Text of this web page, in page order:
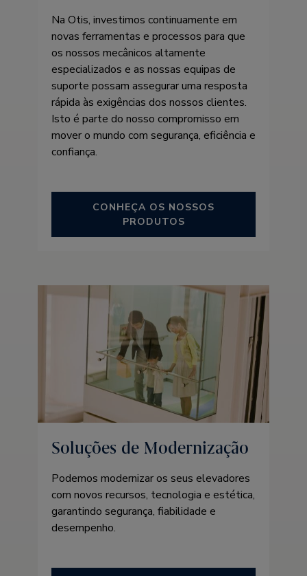
Na Otis, investimos continuamente em
novas ferramentas e processos para que
os nossos mecânicos altamente
especializados e as nossas equipas de
suporte possam assegurar uma resposta
rápida às exigências dos nossos clientes.
Isto é parte do nosso compromisso em
mover o mundo com segurança, eficiência e
confiança.
CONHEÇA OS NOSSOS
PRODUTOS
Soluções de Modernização
Podemos modernizar os seus elevadores
com novos recursos, tecnologia e estética,
garantindo segurança, fiabilidade e
desempenho.